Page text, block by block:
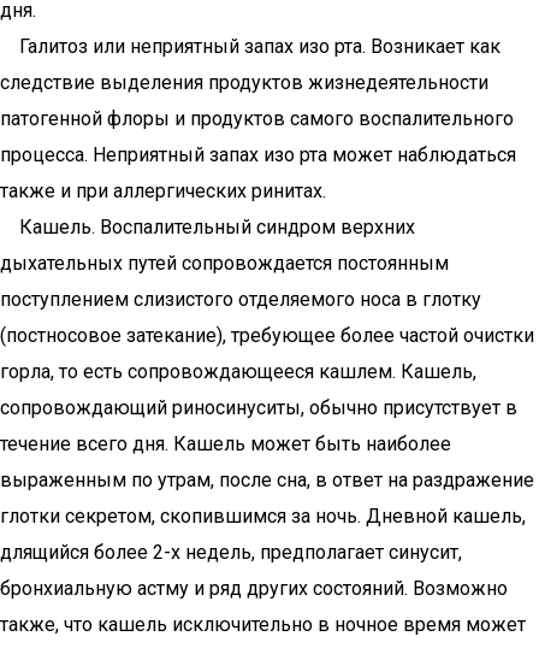
дня.
Галитоз или неприятный запах изо рта. Возникает как
следствие выделения продуктов жизнедеятельности
патогенной флоры и продуктов самого воспалительного
процесса. Неприятный запах изо рта может наблюдаться
также и при аллергических ринитах.
Кашель. Воспалительный синдром верхних
дыхательных путей сопровождается постоянным
поступлением слизистого отделяемого носа в глотку
(постносовое затекание), требующее более частой очистки
горла, то есть сопровождающееся кашлем. Кашель,
сопровождающий риносинуситы, обычно присутствует в
течение всего дня. Кашель может быть наиболее
выраженным по утрам, после сна, в ответ на раздражение
глотки секретом, скопившимся за ночь. Дневной кашель,
длящийся более 2-х недель, предполагает синусит,
бронхиальную астму и ряд других состояний. Возможно
также, что кашель исключительно в ночное время может